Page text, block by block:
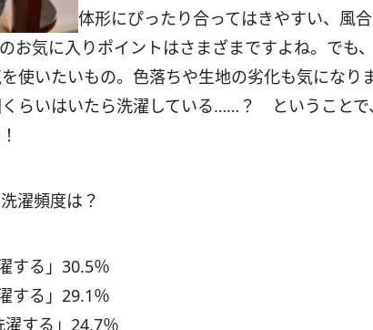
体形にぴったり合ってはきやすい、風
お気に入りポイントはさまざまですよね。でも
使いたいもの。色落ちや生地の劣化も気になり
らいはいたら洗濯している……？ ということで
濯頻度は？
する」30.5％
する」29.1％
する」24.7％